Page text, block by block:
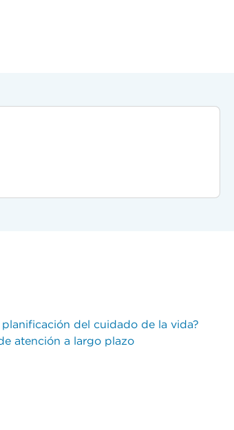
planificación del cuidado de la vida?
atención a largo plazo